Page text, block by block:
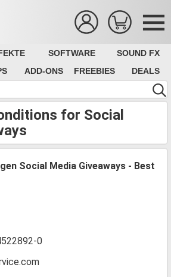
SOFTWARE
SOUND FX
ADD-ONS FREEBIES DEALS
for Social
Social Media Giveaways - Best
0